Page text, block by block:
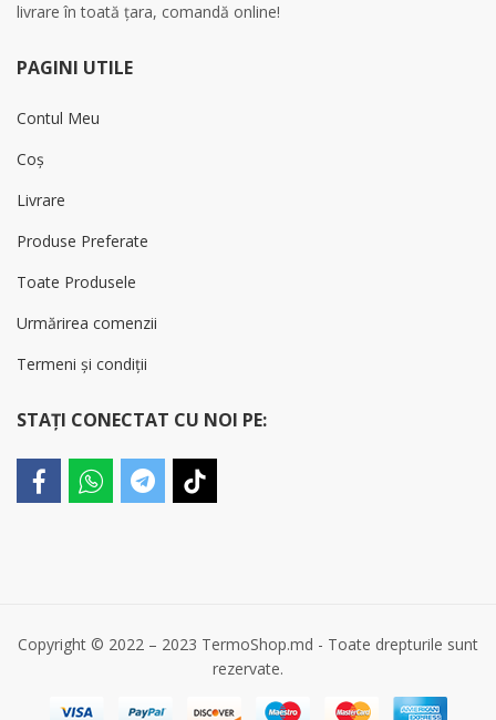
livrare în toată țara, comandă online!
PAGINI UTILE
Contul Meu
Coș
Livrare
Produse Preferate
Toate Produsele
Urmărirea comenzii
Termeni și condiții
STAȚI CONECTAT CU NOI PE:
Copyright © 2022 – 2023 TermoShop.md - Toate drepturile sunt
rezervate.